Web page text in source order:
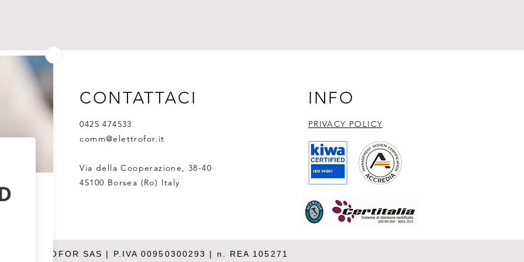
CONTATTACI
0425 474533
comm@elettrofor.it
Via della Cooperazione, 38-40
45100 Borsea (Ro) Italy
INFO
PRIVACY POLICY​
ELETTROFOR SAS | P.IVA 00950300293 | n. REA 105271